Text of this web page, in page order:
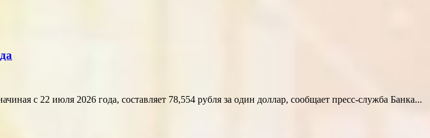
с 22 июля 2026 года, составляет 78,554 рубля за один доллар, сообщает пресс-служба Банка...